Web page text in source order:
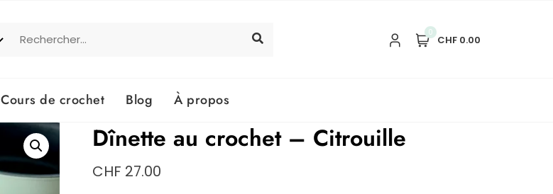
0
CHF 0.00
Cours de crochet Blog À propos
Dînette au crochet – Citrouille
CHF 27.00